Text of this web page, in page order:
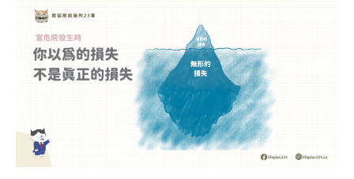
以
為
損
失，
不
是
真